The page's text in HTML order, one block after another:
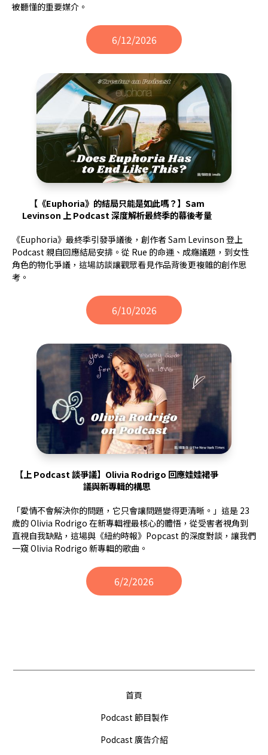
被聽懂的重要媒介。
6/12/2026
【《Euphoria》的結局只能是如此嗎？】Sam
Levinson 上 Podcast 深度解析最終季的幕後考量
《Euphoria》最終季引發爭議後，創作者 Sam Levinson 登上
Podcast 親自回應結局安排。從 Rue 的命運、成癮議題，到女性
角色的物化爭議，這場訪談讓觀眾看見作品背後更複雜的創作思
考。
6/10/2026
【上 Podcast 談爭議】Olivia Rodrigo 回應娃娃裙爭
議與新專輯的構思
「愛情不會解決你的問題，它只會讓問題變得更清晰。」這是 23
歲的 Olivia Rodrigo 在新專輯裡最核心的體悟，從受害者視角到
直視自我缺點，這場與《紐約時報》Popcast 的深度對談，讓我們
一窺 Olivia Rodrigo 新專輯的歌曲。
6/2/2026
首頁
Podcast 節目製作
Podcast 廣告介紹